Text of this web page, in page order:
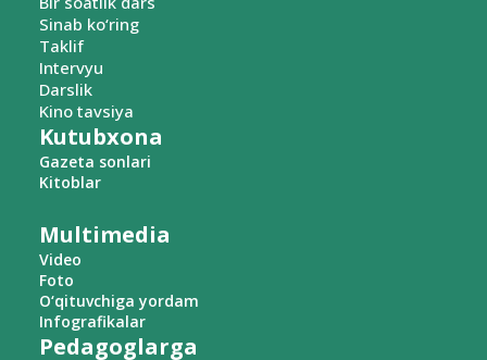
Sinab ko‘ring
Taklif
Intervyu
Darslik
Kino tavsiya
Kutubxona
Gazeta sonlari
Kitoblar
Multimedia
Video
Foto
O‘qituvchiga yordam
Infografikalar
Pedagoglarga